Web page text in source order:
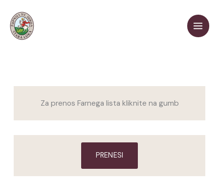
content
Za prenos Farnega lista kliknite na gumb
PRENESI